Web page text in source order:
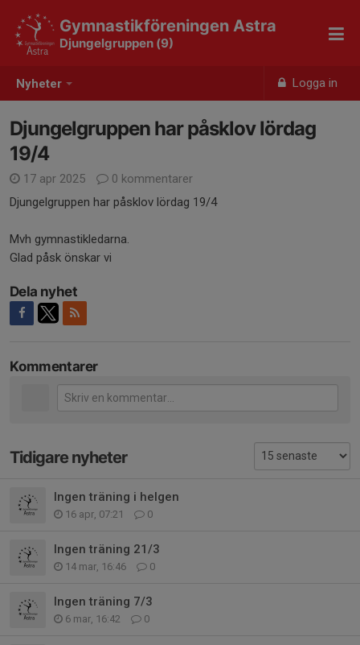
Nyheter Logga in
Gymnastikföreningen Astra
Djungelgruppen (9)
Djungelgruppen har påsklov lördag
19/4
17 apr 2025
0 kommentarer
Djungelgruppen har påsklov lördag 19/4
Mvh gymnastikledarna.
Glad påsk önskar vi
Dela nyhet
Kommentarer
Tidigare nyheter
Ingen träning i helgen
16 apr, 07:21 0
Ingen träning 21/3
14 mar, 16:46 0
Ingen träning 7/3
6 mar, 16:42 0